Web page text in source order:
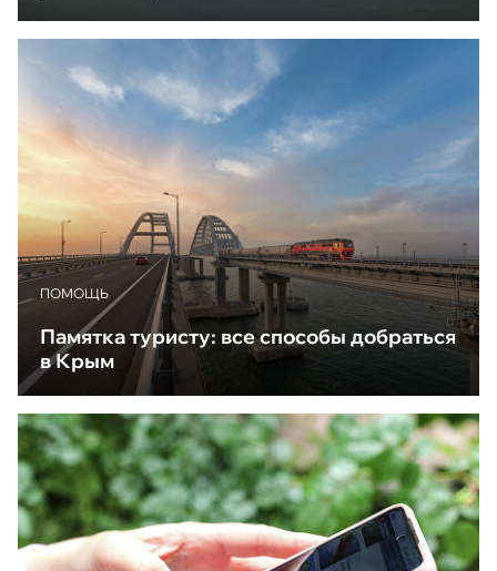
ПОМОЩЬ
Памятка туристу: все способы добраться
в Крым